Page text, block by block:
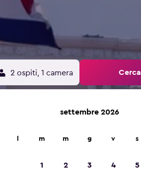
2 ospiti, 1 camera Cerca
settembre 2026
m m g v s
1 2 3 4 5